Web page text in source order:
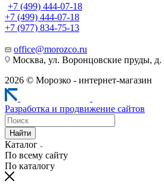
+7 (499) 444-07-18
+7 (499) 444-07-18
+7 (977) 834-75-13
office@morozco.ru
Москва, ул. Воронцовские пруды, д.
2026 © Морозко - интернет-магазин
Разработка и продвижение сайтов
Найти
Каталог
По всему сайту
По каталогу